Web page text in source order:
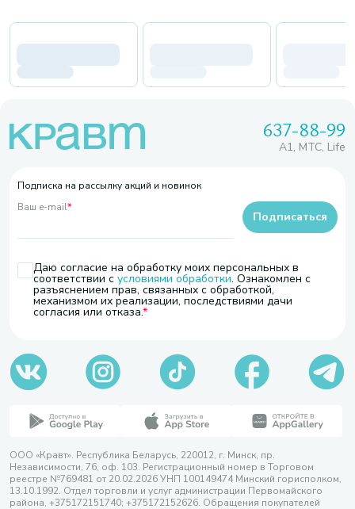
637-88-99
A1, МТС, Life
Подписка на рассылку акций и новинок
Ваш e-mail*
Даю согласие на обработку моих персональных в
соответствии с условиями обработки. Ознакомлен с
разъяснением прав, связанных с обработкой,
механизмом их реализации, последствиями дачи
согласия или отказа.
Подписаться
ООО «Кравт». Республика Беларусь, 220012, г. Минск, пр.
Независимости, 76, оф. 103. Регистрационный номер в Торговом
реестре №769481 от 20.02.2026 УНП 100149474 Минский горисполком,
13.10.1992. Отдел торговли и услуг администрации Первомайского
района, +375172151740; +375172152626. Обращения покупателей